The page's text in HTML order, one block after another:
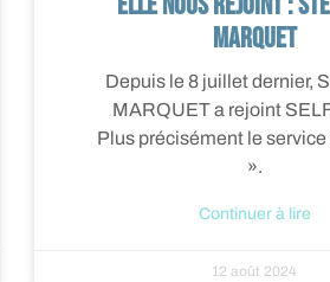
MARQUET
Depuis le 8 juillet dernier,
MARQUET a rejoint
Plus précisément le
».
Continuer à lire
12 août 2024